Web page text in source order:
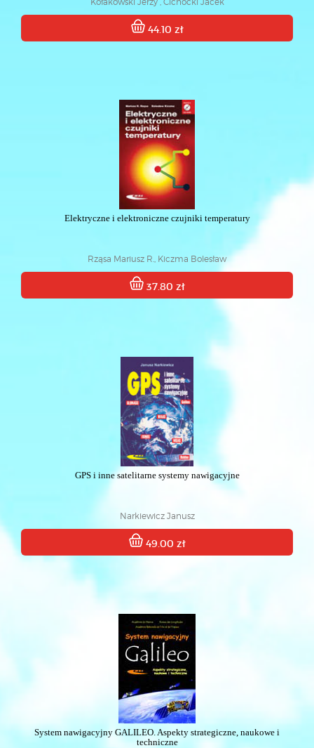
44.10 zł
Elektryczne i elektroniczne czujniki temperatury
Rząsa Mariusz R., Kiczma Bolesław
37.80 zł
GPS i inne satelitarne systemy nawigacyjne
Narkiewicz Janusz
49.00 zł
System nawigacyjny GALILEO. Aspekty strategiczne, naukowe i
techniczne